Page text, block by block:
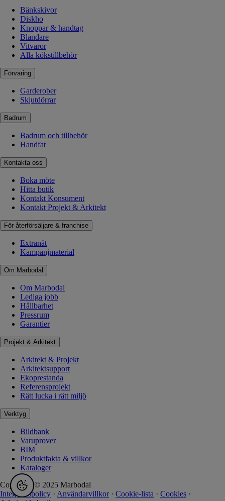
Bänkskivor
Diskho
Knoppar & handtag
Blandare
Vitvaror
Alla kökstillbehör
Förvaring
Garderober
Skjutdörrar
Badrum
Badrum och tillbehör
Handfat
Kontakta oss
Boka möte
Hitta butik
Kontakt Konsument
Kontakt Projekt & Arkitekt
För återförsäljare & franchise
Extranät
Kampanjmaterial
Om Marbodal
Om Marbodal
Lediga jobb
Hållbarhet
Pressrum
Garantier
Projekt & Arkitekt
Arkitekt & Projekt
Arkitektsupport
Ekoprestanda
Referensprojekt
Rätt lucka i rätt miljö
Verktyg
Bildbank
Varuprover
BIM
Produktfakta & villkor
Kataloger
Copyright © 2025 Marbodal
Integritetspolicy · Användarvillkor · Cookie-lista · Cookies ·